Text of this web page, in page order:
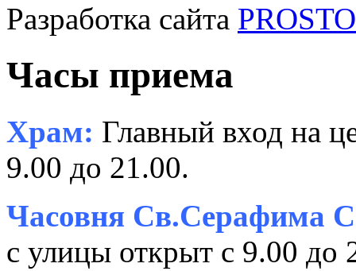
Разработка сайта
Часы приема
Храм: Главный вход на
9.00 до 21.00.
Часовня Св.Серафима
с улицы открыт с 9.00 до